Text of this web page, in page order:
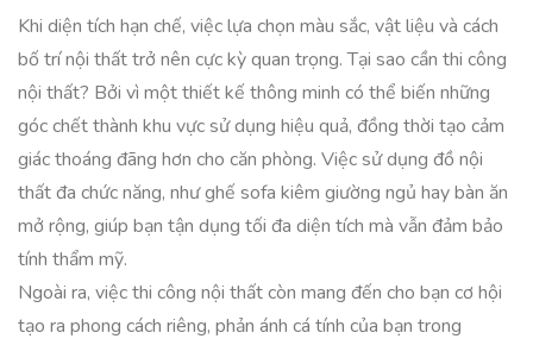
Khi diện tích hạn chế, việc lựa chọn màu sắc, vật liệu và cách
bố trí nội thất trở nên cực kỳ quan trọng. Tại sao cần thi công
nội thất? Bởi vì một thiết kế thông minh có thể biến những
góc chết thành khu vực sử dụng hiệu quả, đồng thời tạo cảm
giác thoáng đãng hơn cho căn phòng. Việc sử dụng đồ nội
thất đa chức năng, như ghế sofa kiêm giường ngủ hay bàn ăn
mở rộng, giúp bạn tận dụng tối đa diện tích mà vẫn đảm bảo
tính thẩm mỹ.
Ngoài ra, việc thi công nội thất còn mang đến cho bạn cơ hội
tạo ra phong cách riêng, phản ánh cá tính của bạn trong